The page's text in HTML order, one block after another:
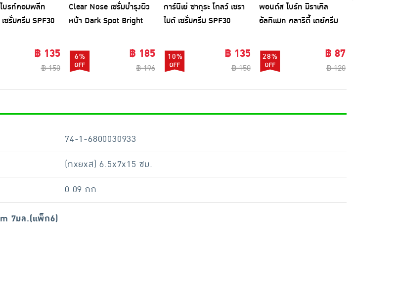
บรท์คอมพลีท
ซรั่มครีม SPF30
฿ 135
฿ 150
Clear Nose เซรั่มบำรุงผิว
หน้า Dark Spot Bright
6% ฿ 185
฿ 196
การ์นิเย่ ซากุระ โกลว์ เซรา
ไมด์ เซรั่มครีม SPF30
10% ฿ 135
฿ 150
พอนด์ส ไบร์ท มิราเคิล
อัลทิแมท คลาริตี้ เดย์ครีม
ชิ้น)
28% ฿ 87
฿ 120
74-1-6800030933
(กxยxส) 6.5x7x15 ซม.
0.09 กก.
7มล.(แพ็ก6)